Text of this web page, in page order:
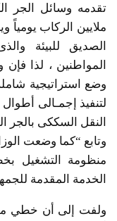
تقدمه وسائل الجر
ملايين الركاب يومياً
الصديق للبيئة
المواطنين ، لذا
وضع استراتيجية
لتنفيذ إجمـالى
النقل السككى بالجر
وتابع “كما وضعت
منظومة التشغيل
الخدمة المقدمة
ولفت إلى أن خطي